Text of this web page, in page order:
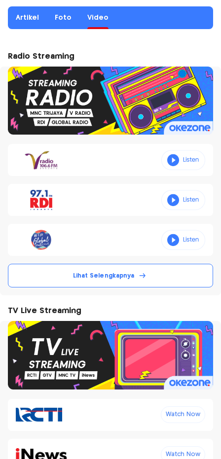
Artikel Foto Video
Radio Streaming
Lihat Selengkapnya
TV Live Streaming
Watch Now
Watch Now